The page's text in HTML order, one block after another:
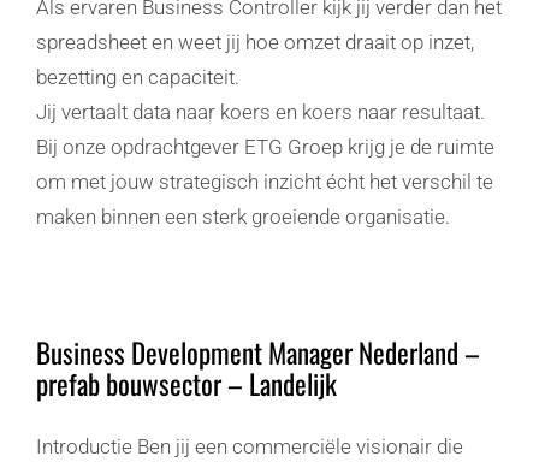
Als ervaren Business Controller kijk jij verder dan het
spreadsheet en weet jij hoe omzet draait op inzet,
bezetting en capaciteit.
Jij vertaalt data naar koers en koers naar resultaat.
Bij onze opdrachtgever ETG Groep krijg je de ruimte
om met jouw strategisch inzicht écht het verschil te
maken binnen een sterk groeiende organisatie.
Business Development Manager Nederland –
prefab bouwsector – Landelijk
Introductie Ben jij een commerciële visionair die